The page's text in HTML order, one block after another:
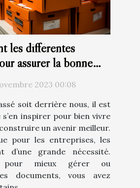
les différentes
assurer la bonne
?
2023 00:08
soit derrière nous, il est
inspirer pour bien vivre
un avenir meilleur.
pour les entreprises, les
d’une grande nécessité.
pour mieux gérer ou
documents, vous avez